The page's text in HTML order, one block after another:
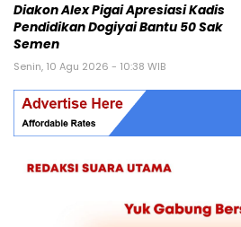
Diakon Alex Pigai Apresiasi Kadis
Pendidikan Dogiyai Bantu 50 Sak
Semen
Senin, 10 Agu 2026 - 10:38 WIB